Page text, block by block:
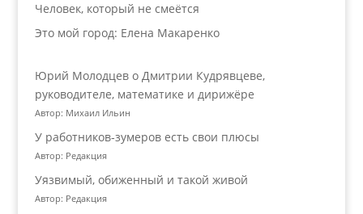
Человек, который не смеётся
Это мой город: Елена Макаренко
Юрий Молодцев о Дмитрии Кудрявцеве,
руководителе, математике и дирижёре
Автор: Михаил Ильин
У работников‑зумеров есть свои плюсы
Автор: Редакция
Уязвимый, обиженный и такой живой
Автор: Редакция